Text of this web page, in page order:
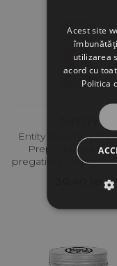
Entity Beauty
Prep, Lotiune
pregatirea unghiilor,
Acest site
utilizarea
acord cu
Politica